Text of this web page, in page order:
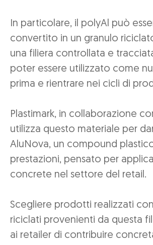
In particolare, il polyAl può
convertito in un granulo
una filiera controllata e
poter essere utilizzato come
prima e rientrare nei cicli di
Plastimark, in collaborazione
utilizza questo materiale per
AluNova, un compound
prestazioni, pensato per
concrete nel settore del retail.
Scegliere prodotti realizzati
riciclati provenienti da questa
ai retailer di contribuire